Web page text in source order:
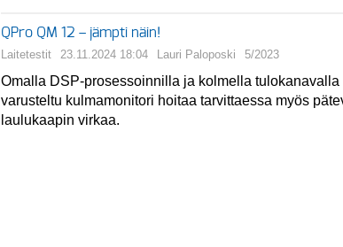
QPro QM 12 – jämpti näin!
Laitetestit 23.11.2024 18:04 Lauri Paloposki 5/2023
Omalla DSP-prosessoinnilla ja kolmella tulokanavalla
varusteltu kulmamonitori hoitaa tarvittaessa myös
laulukaapin virkaa.